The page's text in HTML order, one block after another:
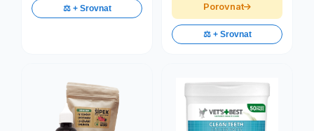
⚖️ + Srovnat
Porovnat
⚖️ + Srovnat